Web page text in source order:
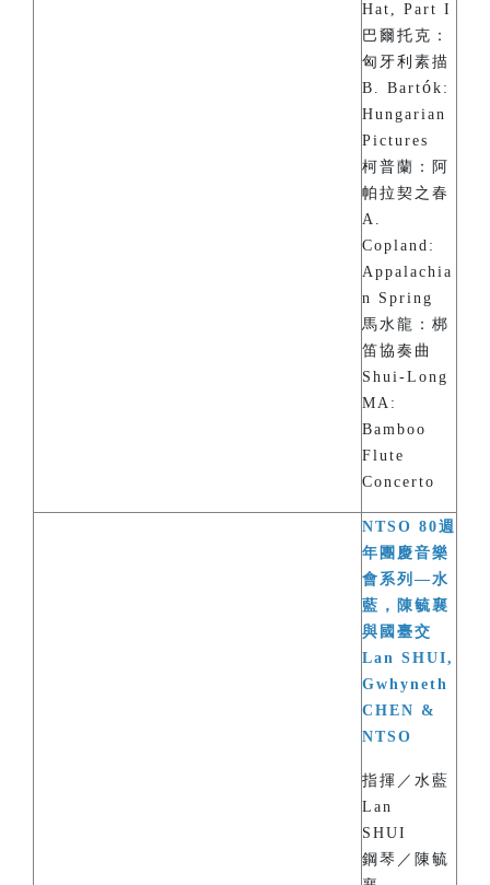
Hat, Part I
巴爾托克：
匈牙利素描
B. Bartók:
Hungarian
Pictures
柯普蘭：阿
帕拉契之春
A.
Copland:
Appalachia
n Spring
馬水龍：梆
笛協奏曲
Shui-Long
MA:
Bamboo
Flute
Concerto
NTSO 80週
年團慶音樂
會系列—水
藍，陳毓襄
與國臺交
Lan SHUI,
Gwhyneth
CHEN &
NTSO
指揮／水藍
Lan
SHUI
鋼琴／陳毓